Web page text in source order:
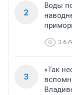
2
Воды
3
3
«Так